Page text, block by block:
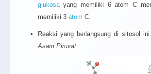
glukosayang memiliki 6 atom C
memiliki 3 atom C.
Reaksi yang berlangsung di sitosol
Asam Piruvat